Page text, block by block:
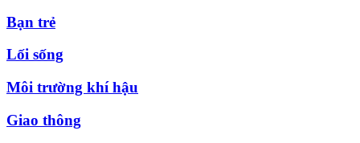
Bạn trẻ
Lối sống
Môi trường khí hậu
Giao thông